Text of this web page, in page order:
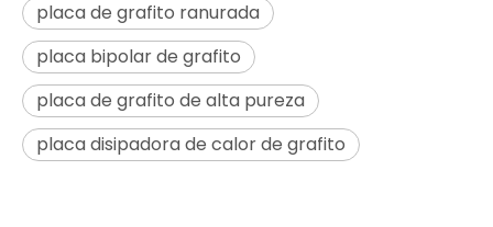
placa de grafito ranurada
placa bipolar de grafito
placa de grafito de alta pureza
placa disipadora de calor de grafito